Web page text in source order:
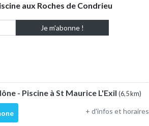
aux Roches de Condrieu
- Piscine à St Maurice L'Exil (6,5 km)
+ d'infos et horaires